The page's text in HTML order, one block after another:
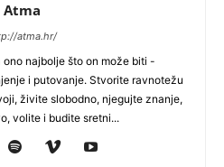
Atma
atma.hr/
najbolje što on može biti -
i putovanje. Stvorite ravnotežu
živite slobodno, njegujte znanje,
volite i budite sretni...